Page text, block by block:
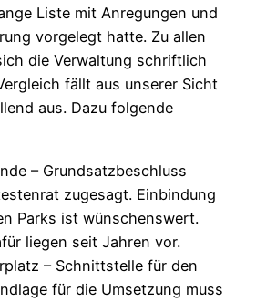
Liste mit Anregungen und
vorgelegt hatte. Zu allen
die Verwaltung schriftlich
fällt aus unserer Sicht
aus. Dazu folgende
– Grundsatzbeschluss
zugesagt. Einbindung
Parks ist wünschenswert.
liegen seit Jahren vor.
– Schnittstelle für den
für die Umsetzung muss